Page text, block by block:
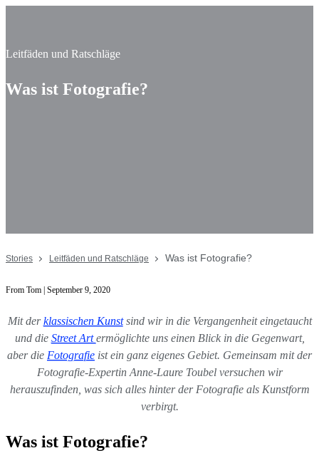
Leitfäden und Ratschläge
Was ist Fotografie?
Stories Leitfäden und Ratschläge Was ist Fotografie?
From Tom | September 9, 2020
Mit derklassischen Kunstsind wir in die Vergangenheit eingetaucht
und die Street Artermöglichte uns einen Blick in die Gegenwart,
aber die Fotografie ist ein ganz eigenes Gebiet. Gemeinsam mit der
Fotografie-Expertin Anne-Laure Toubel versuchen wir
herauszufinden, was sich alles hinter der Fotografie als Kunstform
verbirgt.
Was ist Fotografie?